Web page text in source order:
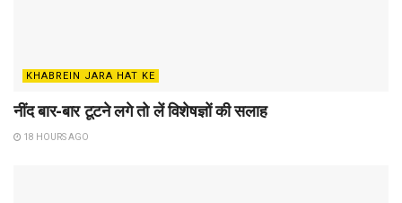
KHABREIN JARA HAT KE
नींद बार-बार टूटने लगे तो लें विशेषज्ञों की सलाह
18 HOURS AGO